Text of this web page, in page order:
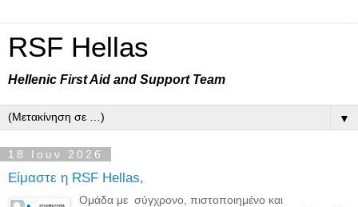
RSF Hellas
Hellenic First Aid and Support Team
▼
18 Ιουν 2026
Είμαστε η RSF Hellas,
Ομάδα με σύγχρονο, πιστοποιημένο και